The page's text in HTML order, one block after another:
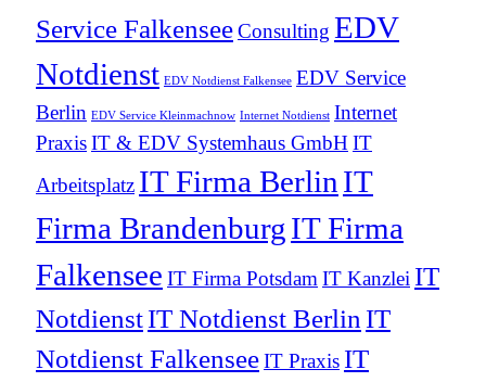
Service FalkenseeConsulting EDV
Notdienst EDV Notdienst Falkensee EDV Service
Berlin EDV Service Kleinmachnow Internet Notdienst Internet
PraxisIT & EDV Systemhaus GmbH IT
Arbeitsplatz IT Firma Berlin IT
Firma BrandenburgIT Firma
Falkensee IT Firma Potsdam IT Kanzlei IT
NotdienstIT Notdienst Berlin IT
Notdienst FalkenseeIT Praxis IT